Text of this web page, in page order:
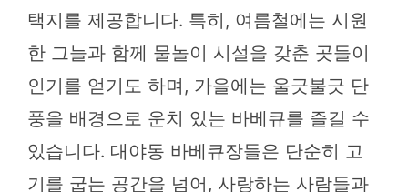
택지를 제공합니다. 특히, 여름철에는 시원
한 그늘과 함께 물놀이 시설을 갖춘 곳들이
인기를 얻기도 하며, 가을에는 울긋불긋 단
풍을 배경으로 운치 있는 바베큐를 즐길 수
있습니다. 대야동 바베큐장들은 단순히 고
기를 굽는 공간을 넘어, 사랑하는 사람들과